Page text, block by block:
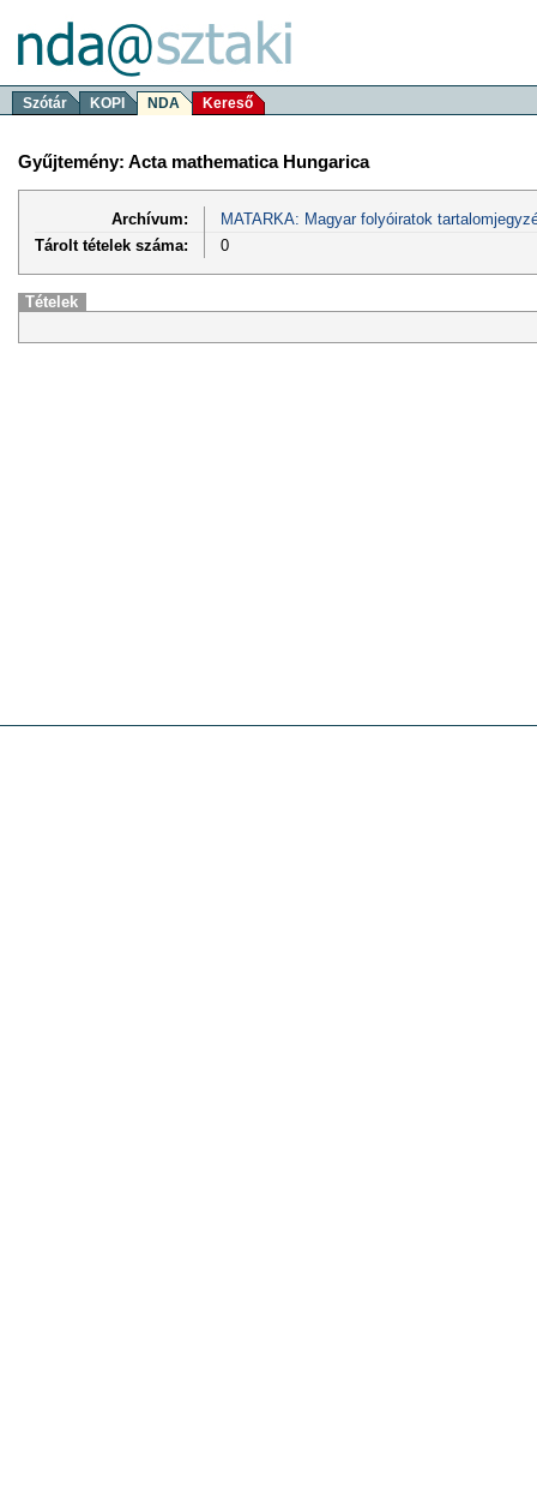
Szótár KOPI NDA Kereső
Gyűjtemény: Acta mathematica Hungarica
Archívum:
MATARKA: Magyar folyóiratok
Tárolt tételek száma:
0
Tételek